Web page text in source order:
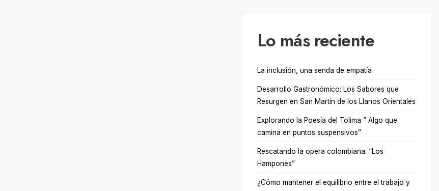
Lo más reciente
La inclusión, una senda de empatía
Desarrollo Gastronómico: Los Sabores que
Resurgen en San Martín de los Llanos Orientales
Explorando la Poesía del Tolima ” Algo que
camina en puntos suspensivos”
Rescatando la opera colombiana: “Los
Hampones”
¿Cómo mantener el equilibrio entre el trabajo y